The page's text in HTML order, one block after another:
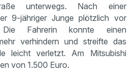
unterwegs. Nach einer
9-jähriger Junge plötzlich vor
Fahrerin konnte einen
verhindern und streifte das
leicht verletzt. Am Mitsubishi
von 1.500 Euro.